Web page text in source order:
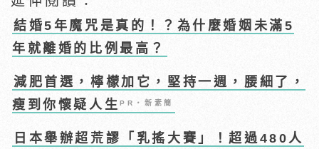
結婚5年魔咒是真的！？為什麼婚姻未滿5
年就離婚的比例最高？
減肥首選，檸檬加它，堅持一週，腰細了，
瘦到你懷疑人生PR・新素簡
日本舉辦超荒謬「乳搖大賽」！超過480人